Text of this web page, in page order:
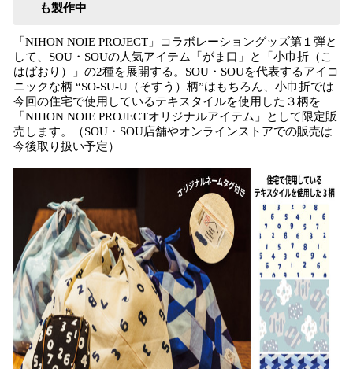
も製作中
「NIHON NOIE PROJECT」コラボレーショングッズ第１弾と
して、SOU・SOUの人気アイテム「がま口」と「小巾折（こ
はばおり）」の2種を展開する。SOU・SOUを代表するアイコ
ニックな柄 “SO-SU-U（そすう）柄”はもちろん、小巾折では
今回の住宅で使用しているテキスタイルを使用した３柄を
「NIHON NOIE PROJECTオリジナルアイテム」として限定販
売します。（SOU・SOU店舗やオンラインストアでの販売は
今後取り扱い予定）